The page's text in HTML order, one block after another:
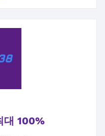
대 100%